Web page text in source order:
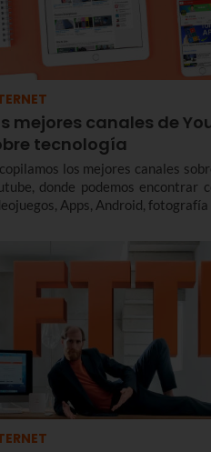
mejores canales de
tecnología
los mejores canales
donde podemos encontrar
Apps, Android, fotografía